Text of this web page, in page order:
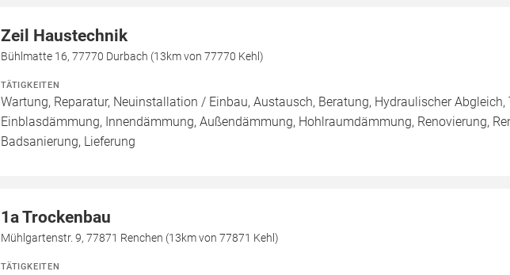
Zeil Haustechnik
Bühlmatte 16, 77770 Durbach (13km von 77770 Kehl)
TÄTIGKEITEN
Wartung, Reparatur, Neuinstallation / Einbau, Austausch, Beratung, Hydraulischer
Einblasdämmung, Innendämmung, Außendämmung, Hohlraumdämmung, Renovierung,
Badsanierung, Lieferung
1a Trockenbau
Mühlgartenstr. 9, 77871 Renchen (13km von 77871 Kehl)
TÄTIGKEITEN